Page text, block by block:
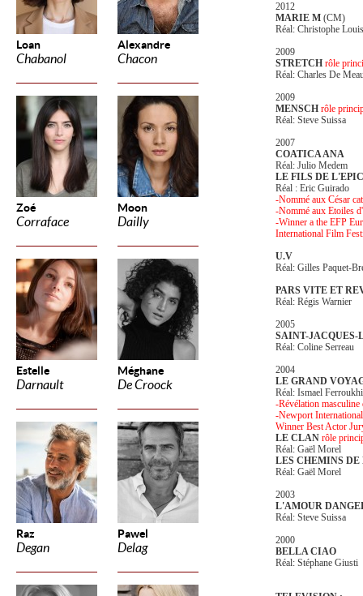
Loan
Chabanol
Alexandre
Chacon
Zoé
Corraface
Moon
Dailly
Estelle
Darnault
Méghane
De Croock
Raz
Degan
Pawel
Delag
2012
MARIE M (CM)
Réal: Christophe Louis
2009
STRETCH rôle
Réal: Charles De
2009
MENSCH rôle
Réal: Steve Suissa
2007
COATICA ANA
Réal: Julio Medem
LE FILS DE
Réal : Eric Guirado
-Nommé aux César
-Nommé aux Etoiles
-Winner a the EFP
International Film
U.V
Réal: Gilles Paquet-
PARS VITE ET
Réal: Régis Warnier
2005
SAINT-JACQUES-
Réal: Coline Serreau
2004
LE GRAND
Réal: Ismael Ferroukhi
-Révélation masculine
-Newport
Winner Best Actor
LE CLAN rôle
Réal: Gaël Morel
LES CHEMINS
Réal: Gaël Morel
2003
L'AMOUR
Réal: Steve Suissa
2000
BELLA CIAO
Réal: Stéphane Giusti